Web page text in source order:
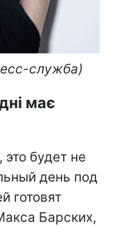
служба)
має
будет не
день под
готовят
Барских,